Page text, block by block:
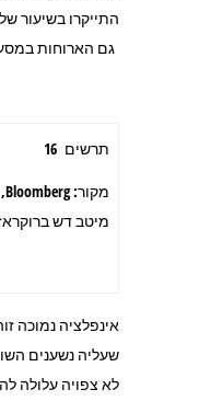
גם הארוחות
תרשים 16
מקור: Bloomberg,
מיטב דש
אינפלציה נמוכה
שעליה נשענים
לא צפויה עלולה